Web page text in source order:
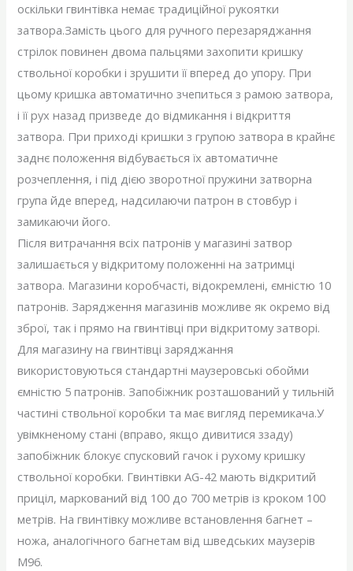
оскільки гвинтівка немає традиційної рукоятки
затвора.Замість цього для ручного перезаряджання
стрілок повинен двома пальцями захопити кришку
ствольної коробки і зрушити її вперед до упору. При
цьому кришка автоматично зчепиться з рамою затвора,
і її рух назад призведе до відмикання і відкриття
затвора. При приході кришки з групою затвора в крайнє
заднє положення відбувається їх автоматичне
розчеплення, і під дією зворотної пружини затворна
група йде вперед, надсилаючи патрон в стовбур і
замикаючи його.
Після витрачання всіх патронів у магазині затвор
залишається у відкритому положенні на затримці
затвора. Магазини коробчасті, відокремлені, ємністю 10
патронів. Зарядження магазинів можливе як окремо від
зброї, так і прямо на гвинтівці при відкритому затворі.
Для магазину на гвинтівці заряджання
використовуються стандартні маузеровські обойми
ємністю 5 патронів. Запобіжник розташований у тильній
частині ствольної коробки та має вигляд перемикача.У
увімкненому стані (вправо, якщо дивитися ззаду)
запобіжник блокує спусковий гачок і рухому кришку
ствольної коробки. Гвинтівки AG-42 мають відкритий
приціл, маркований від 100 до 700 метрів із кроком 100
метрів. На гвинтівку можливе встановлення багнет –
ножа, аналогічного багнетам від шведських маузерів
М96.